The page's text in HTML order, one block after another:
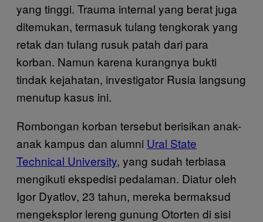
yang tinggi. Trauma internal yang berat juga
ditemukan, termasuk tulang tengkorak yang
retak dan tulang rusuk patah dari para
korban. Namun karena kurangnya bukti
tindak kejahatan, investigator Rusia langsung
menutup kasus ini.
Rombongan korban tersebut berisikan anak-
anak kampus dan alumni Ural State
Technical University, yang sudah terbiasa
mengikuti ekspedisi pedalaman. Diatur oleh
Igor Dyatlov, 23 tahun, mereka bermaksud
mengeksplor lereng gunung Otorten di sisi